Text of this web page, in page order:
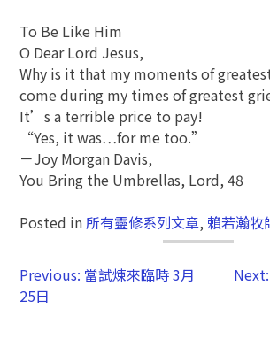
To Be Like Him
O Dear Lord Jesus,
Why is it that my moments of
come during my times of greatest
It’s a terrible price to pay!
“Yes, it was…for me too.”
－Joy Morgan Davis,
You Bring the Umbrellas, Lord, 48
Posted in 所有靈修系列文章, 賴若瀚牧
Previous: 當試煉來臨時 3月
25日
Next: